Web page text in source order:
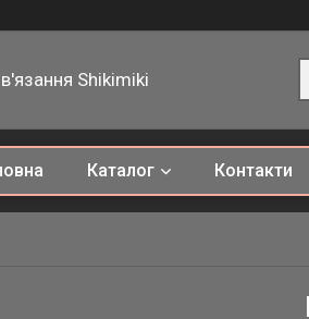
Shikimiki
Каталог Контакти